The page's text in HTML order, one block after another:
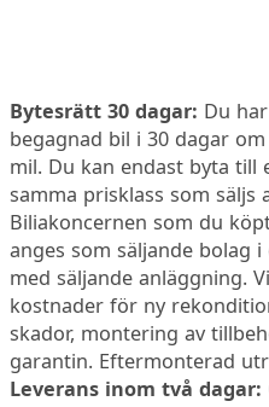
Bytesrätt 30 dagar: Du
begagnad bil i 30 dagar
mil. Du kan endast byta till
samma prisklass som säljs
Biliakoncernen som du
anges som säljande bolag
med säljande anläggning.
kostnader för ny
skador, montering av
garantin. Eftermonterad
Leverans inom två dagar: